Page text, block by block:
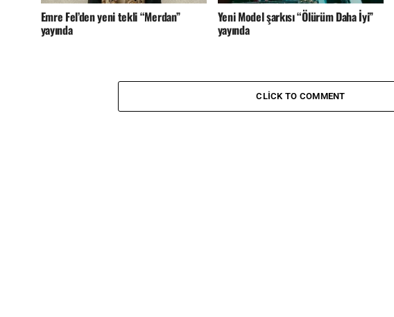
Emre Fel’den yeni tekli “Merdan”
yayında
Yeni Model şarkısı “Ölürüm Daha İyi”
yayında
CLICK TO COMMENT